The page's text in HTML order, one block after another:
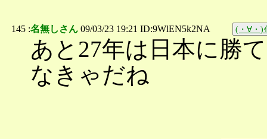
145 :名無しさん 09/03/23 19:21 ID:9WlEN5k2NA (・∀・)
あと27年は日本に勝
なきゃだね